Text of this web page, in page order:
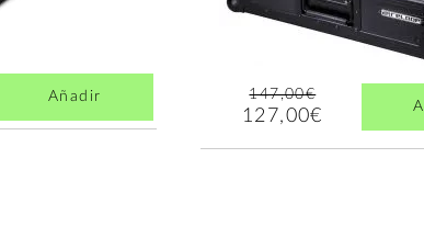
Añadir 147,00€
127,00€